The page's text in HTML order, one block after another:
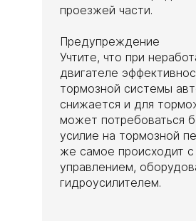
проезжей части.
Предупреждение
Учтите, что при
двигателе
тормозной системы
снижается и для
может потребоваться
усилие на тормозной
же самое происходит
управлением,
гидроусилителем.